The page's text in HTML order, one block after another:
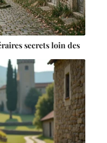
secrets loin des